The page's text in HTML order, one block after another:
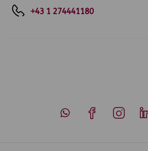
+43 1 274441180